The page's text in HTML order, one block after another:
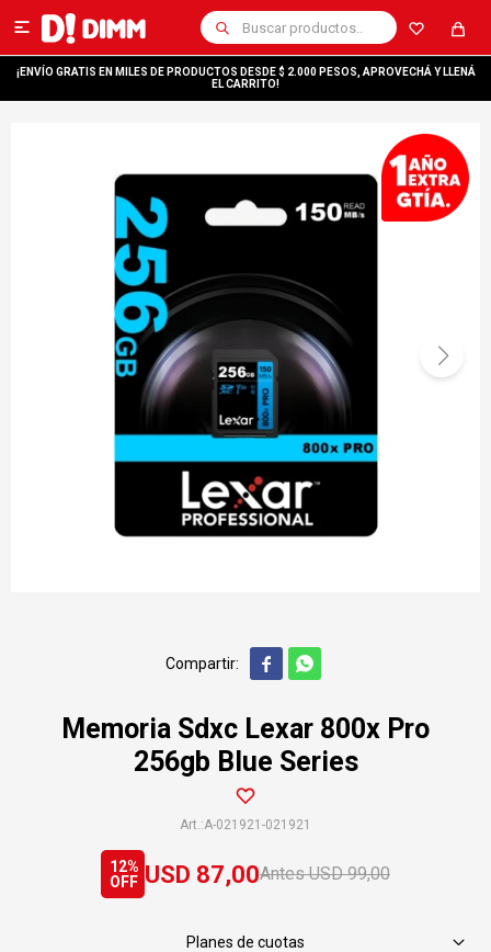

¡ENVÍO GRATIS EN MILES DE PRODUCTOS DESDE $ 2.000 PESOS, APROVECHÁ Y LLENÁ
EL CARRITO!
 
Memoria Sdxc Lexar 800x Pro
256gb Blue Series
A-021921-021921
USD 87,00 USD 99,00
12
Planes de cuotas